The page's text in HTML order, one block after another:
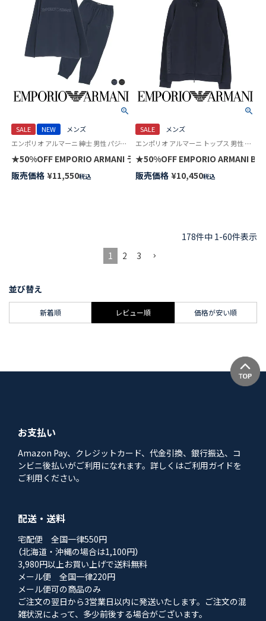
SALE NEW
メンズ
エンポリオ アルマーニ 紳士 男性 パジャマ 公式
★50%OFF EMPORIO ARMANI ラウンジウェア 上下セット オーガ
販売価格 ¥11,550税込
SALE
メンズ
エンポリオ アルマーニ トップス 男性 紳士 ラウンジウェア
★50%OFF EMPORIO ARMANI
販売価格 ¥10,450税込
並び替え
新着順 レビュー順 価格が安い順
178件中 1-60件表示
1
2 3
お支払い
Amazon Pay、クレジットカード、代金引換、銀行振込、コ
ンビニ後払いがご利用になれます。詳しくはご利用ガイドを
ご利用ください。
配送・送料
宅配便 全国一律550円
（北海道・沖縄の場合は1,100円）
3,980円以上お買い上げで送料無料
メール便 全国一律220円
メール便可の商品のみ
ご注文の翌日から3営業日以内に発送いたします。ご注文の混
雑状況によって、多少前後する場合がございます。